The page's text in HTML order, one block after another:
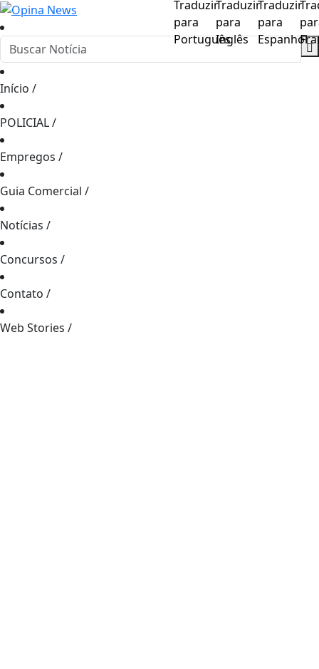
Início /
POLICIAL/
Empregos /
Guia Comercial /
Notícias /
Concursos /
Contato /
Web Stories /